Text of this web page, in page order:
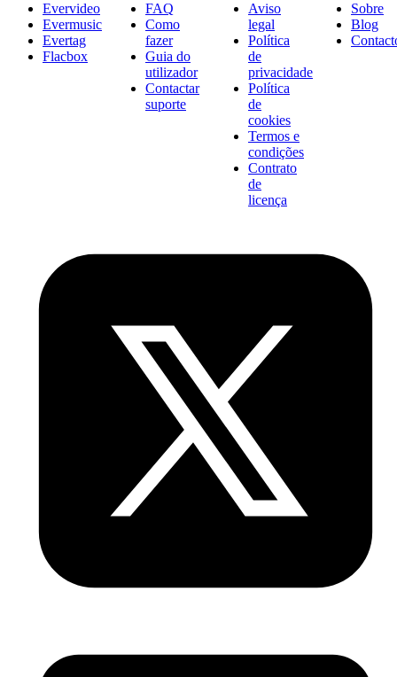
Evervideo
Evermusic
Evertag
Flacbox
FAQ
Como
fazer
Guia do
utilizador
Contactar
suporte
Aviso
legal
Política
de
privacidade
Política
de
cookies
Termos e
condições
Contrato
de
licença
Sobre
Blog